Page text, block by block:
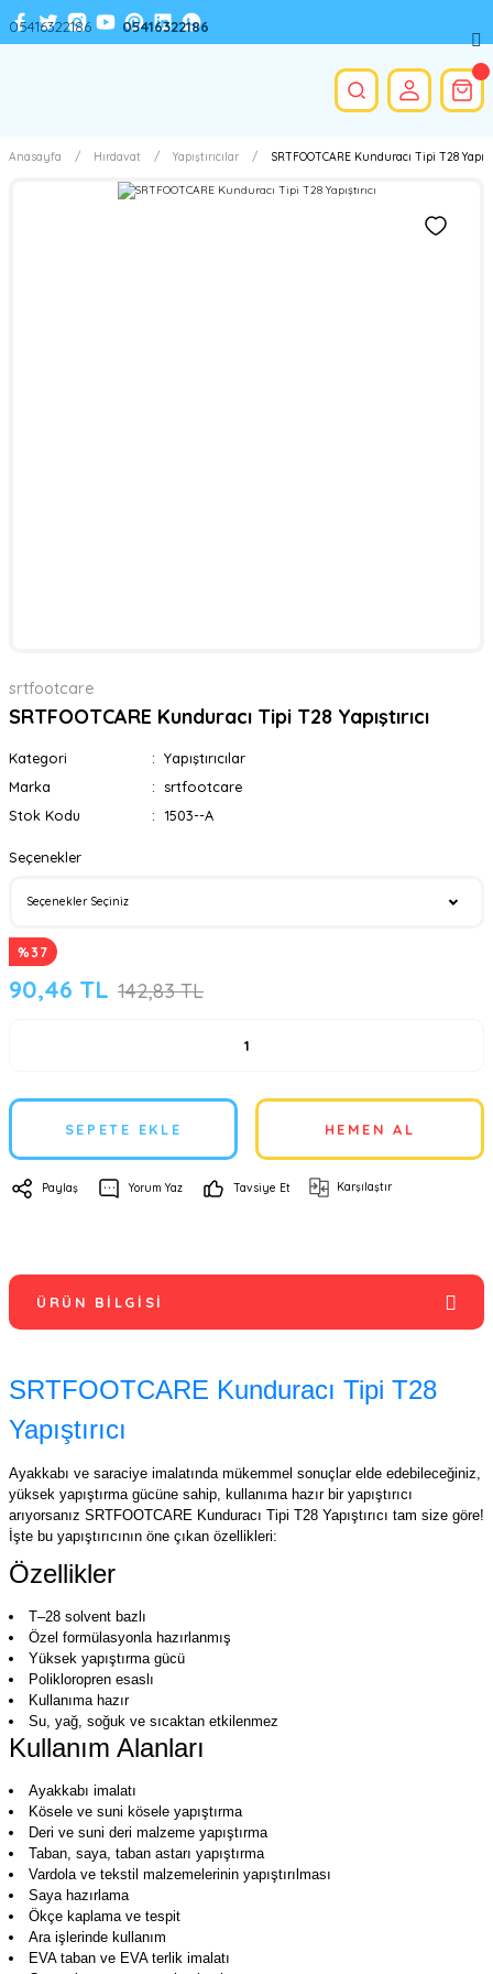
Anasayfa Hırdavat Yapıştırıcılar SRTFOOTCARE Kunduracı Tipi T28
srtfootcare
SRTFOOTCARE Kunduracı Tipi T28 Yapıştırıcı
Kategori
Yapıştırıcılar
Marka
srtfootcare
Stok Kodu
1503--A
Seçenekler
%37
90,46 TL 142,83 TL
SEPETE EKLE HEMEN AL
Paylaş Yorum Yaz Tavsiye Et Karşılaştır
ÜRÜN BILGISI
SRTFOOTCARE Kunduracı Tipi T28
Yapıştırıcı
Ayakkabı ve saraciye imalatında mükemmel sonuçlar elde edebileceğiniz,
yüksek yapıştırma gücüne sahip, kullanıma hazır bir yapıştırıcı
arıyorsanız SRTFOOTCARE Kunduracı Tipi T28 Yapıştırıcı tam size göre!
İşte bu yapıştırıcının öne çıkan özellikleri:
Özellikler
T–28 solvent bazlı
Özel formülasyonla hazırlanmış
Yüksek yapıştırma gücü
Polikloropren esaslı
Kullanıma hazır
Su, yağ, soğuk ve sıcaktan etkilenmez
Kullanım Alanları
Ayakkabı imalatı
Kösele ve suni kösele yapıştırma
Deri ve suni deri malzeme yapıştırma
Taban, saya, taban astarı yapıştırma
Vardola ve tekstil malzemelerinin yapıştırılması
Saya hazırlama
Ökçe kaplama ve tespit
Ara işlerinde kullanım
EVA taban ve EVA terlik imalatı
05416322186 05416322186